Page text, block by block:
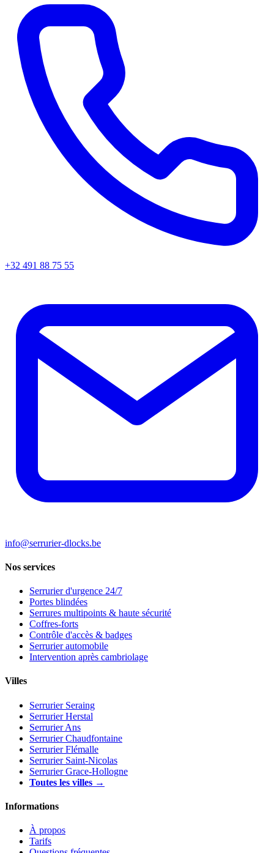
+32 491 88 75 55
info@serrurier-dlocks.be
Nos services
Serrurier d'urgence 24/7
Portes blindées
Serrures multipoints & haute sécurité
Coffres-forts
Contrôle d'accès & badges
Serrurier automobile
Intervention après cambriolage
Villes
Serrurier Seraing
Serrurier Herstal
Serrurier Ans
Serrurier Chaudfontaine
Serrurier Flémalle
Serrurier Saint-Nicolas
Serrurier Grace-Hollogne
Toutes les villes →
Informations
À propos
Tarifs